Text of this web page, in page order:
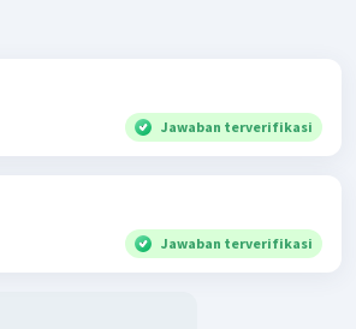
Jawaban terverifikasi
Jawaban terverifikasi